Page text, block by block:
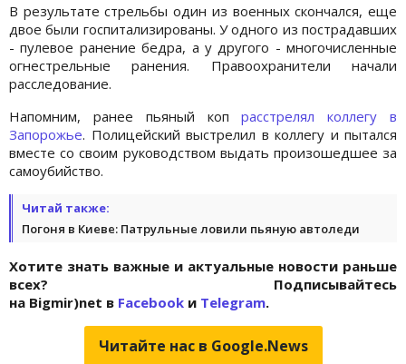
В результате стрельбы один из военных скончался, еще
двое были госпитализированы. У одного из пострадавших
- пулевое ранение бедра, а у другого - многочисленные
огнестрельные ранения. Правоохранители начали
расследование.
Напомним, ранее пьяный копрасстрелял коллегу в
Запорожье. Полицейский выстрелил в коллегу и пытался
вместе со своим руководством выдать произошедшее за
самоубийство.
Читай также:
Погоня в Киеве: Патрульные ловили пьяную автоледи
Хотите знать важные и актуальные новости раньше
всех? Подписывайтесь
на Bigmir)net в Facebook и Telegram.
Читайте нас в Google.News